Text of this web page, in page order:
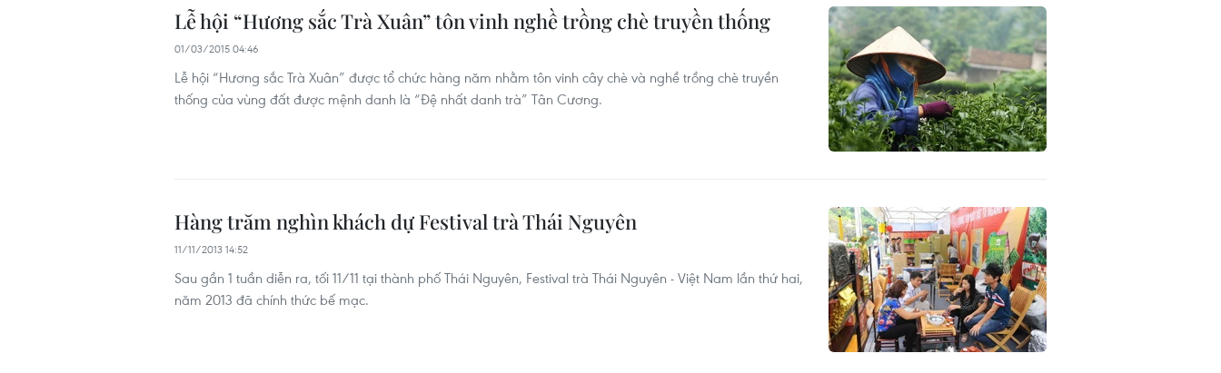
Lễ hội “Hương sắc Trà Xuân” tôn vinh nghề trồng chè truyền thống
01/03/2015 04:46
Lễ hội “Hương sắc Trà Xuân” được tổ chức hàng năm nhằm tôn vinh cây chè và nghề trồng chè truyền
thống của vùng đất được mệnh danh là “Đệ nhất danh trà” Tân Cương.
Hàng trăm nghìn khách dự Festival trà Thái Nguyên
11/11/2013 14:52
Sau gần 1 tuần diễn ra, tối 11/11 tại thành phố Thái Nguyên, Festival trà Thái Nguyên - Việt Nam lần thứ hai,
năm 2013 đã chính thức bế mạc.